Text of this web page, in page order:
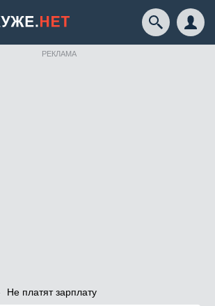
РЕКЛАМА
Не платят зарплату